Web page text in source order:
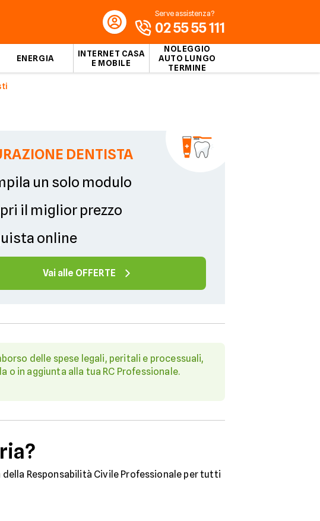
ENERGIA
INTERNET CASA
E MOBILE
NOLEGGIO
AUTO LUNGO
TERMINE
Serve assistenza?
02 55 55 111
DENTISTA
un solo modulo
il miglior prezzo
online
Vai alle OFFERTE
delle spese legali, peritali e processuali,
in aggiunta alla tua RC Professionale.
Responsabilità Civile Professionale per tutti